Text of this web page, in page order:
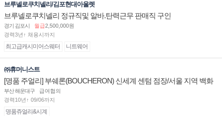
브루넬로쿠치넬리/김포현대아울렛
브루넬로쿠치넬리 정규직및 알바.탄력근무 판매직 구인
경기 김포시 월급2,500,000원
경력3년↑ 채용시까지
최고급캐시미어스웨터 니트웨어
㈜휴머니스트
[명품 주얼리] 부쉐론(BOUCHERON) 신세계 센텀 점장/서울 지역 백화
점 판매사원 채용
부산 해운대구
급여협의
경력10년↑ 09/06까지
명품쥬얼리&시계